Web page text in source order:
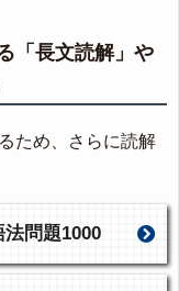
「長文読解」や
ため、さらに読解
問題1000